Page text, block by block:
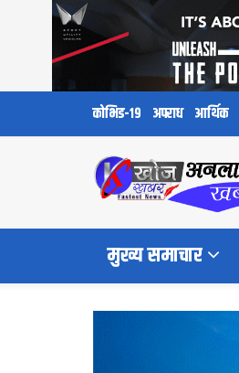
कोभिड-१९ अपराध आर्थिक
मुख्य समाचार